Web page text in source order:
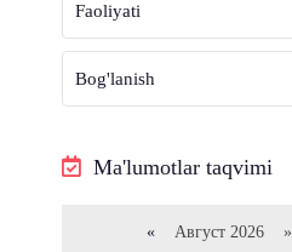
Faoliyati
Bog'lanish
Ma'lumotlar taqvimi
« Август 2026 »